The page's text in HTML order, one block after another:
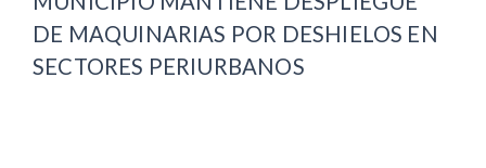
DE MAQUINARIAS POR DESHIELOS EN
SECTORES PERIURBANOS